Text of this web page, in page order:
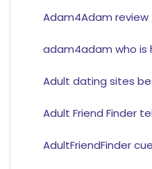
Adam4Adam review
adam4adam who is
Adult dating sites
Adult Friend Finder
AdultFriendFinder